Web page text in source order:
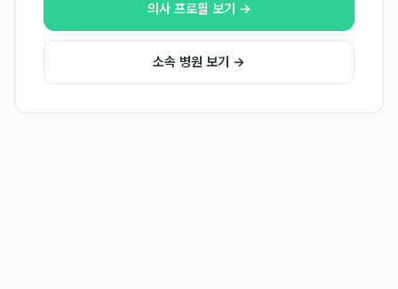
의사 프로필 보기 →
소속 병원 보기 →